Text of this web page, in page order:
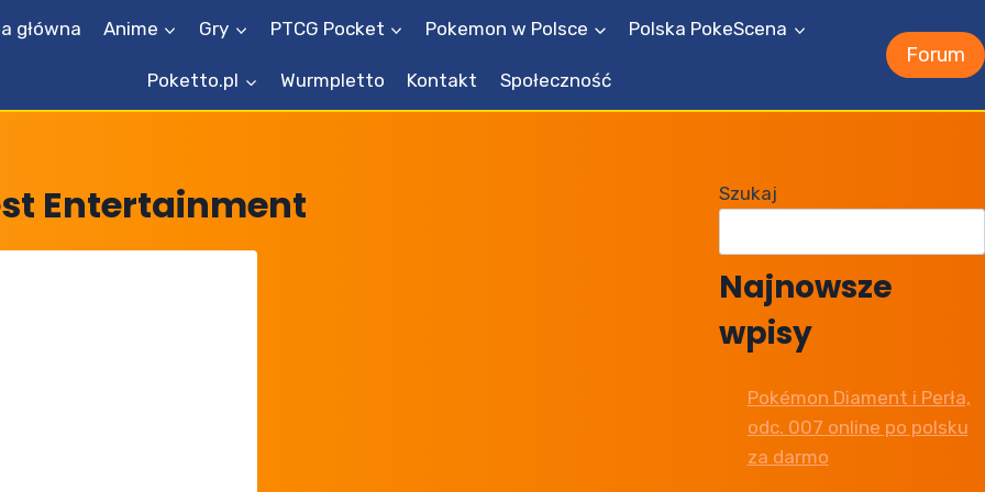
główna Anime Gry PTCG Pocket Pokemon w Polsce Polska PokeScena
Poketto.pl Wurmpletto Kontakt Społeczność
Forum
Entertainment Szukaj
Najnowsze
wpisy
Pokémon Diament i Perła,
odc. 007 online po polsku
za darmo